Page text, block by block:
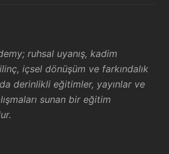
ruhsal uyanış, kadim
içsel dönüşüm ve farkındalık
derinlikli eğitimler, yayınlar ve
sunan bir eğitim